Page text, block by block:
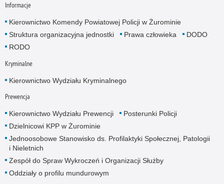
Informacje
Kierownictwo Komendy Powiatowej Policji w Żurominie
Struktura organizacyjna jednostki
Prawa człowieka
DODO
RODO
Kryminalne
Kierownictwo Wydziału Kryminalnego
Prewencja
Kierownictwo Wydziału Prewencji
Posterunki Policji
Dzielnicowi KPP w Żurominie
Jednoosobowe Stanowisko ds. Profilaktyki Społecznej, Patologii
i Nieletnich
Zespół do Spraw Wykroczeń i Organizacji Służby
Oddziały o profilu mundurowym